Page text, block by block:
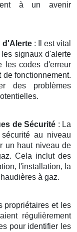
à un avenir
d'Alerte : Il est vital
signaux d'alerte
les codes d'erreur
fonctionnement.
des problèmes
de Sécurité : La
au niveau
un haut niveau de
Cela inclut des
l'installation, la
à gaz.
propriétaires et les
régulièrement
pour identifier les